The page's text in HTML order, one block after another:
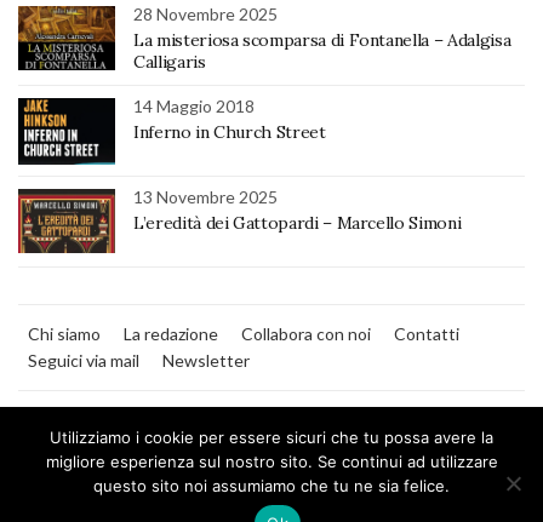
28 Novembre 2025
La misteriosa scomparsa di Fontanella – Adalgisa
Calligaris
14 Maggio 2018
Inferno in Church Street
13 Novembre 2025
L’eredità dei Gattopardi – Marcello Simoni
Chi siamo La redazione Collabora con noi
Contatti
Seguici via mail
Newsletter
MilanoNera
Utilizziamo i cookie per essere sicuri che tu possa avere la
migliore esperienza sul nostro sito. Se continui ad utilizzare
questo sito noi assumiamo che tu ne sia felice.